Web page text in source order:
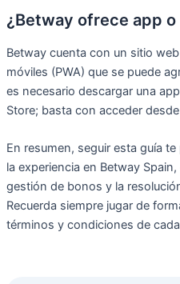
¿Betway ofrece app
Betway cuenta con un sitio
móviles (PWA) que se puede
es necesario descargar una
Store; basta con acceder
En resumen, seguir esta guía
la experiencia en Betway
gestión de bonos y la
Recuerda siempre jugar de
términos y condiciones de